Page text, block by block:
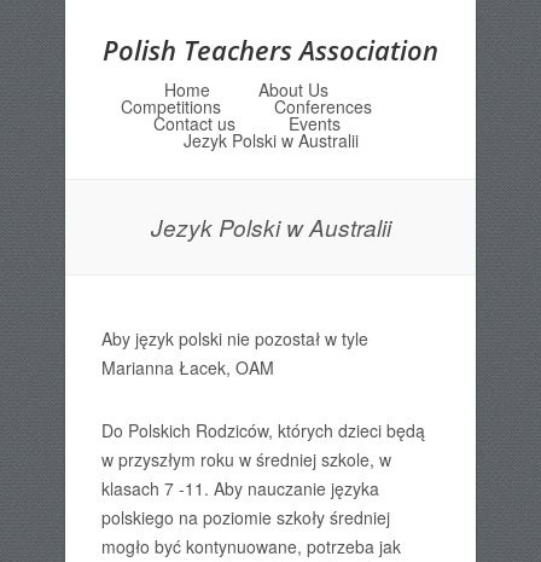
Polish Teachers Association
Skip to content
Home About Us
Competitions Conferences
Contact us Events
Jezyk Polski w Australii
Jezyk Polski w Australii
Aby język polski nie pozostał w tyle
Marianna Łacek, OAM
Do Polskich Rodziców, których dzieci będą
w przyszłym roku w średniej szkole, w
klasach 7 -11. Aby nauczanie języka
polskiego na poziomie szkoły średniej
mogło być kontynuowane, potrzeba jak